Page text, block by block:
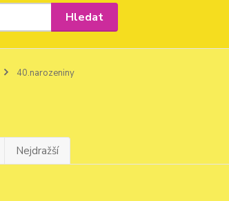
Hledat
40.narozeniny
Nejdražší